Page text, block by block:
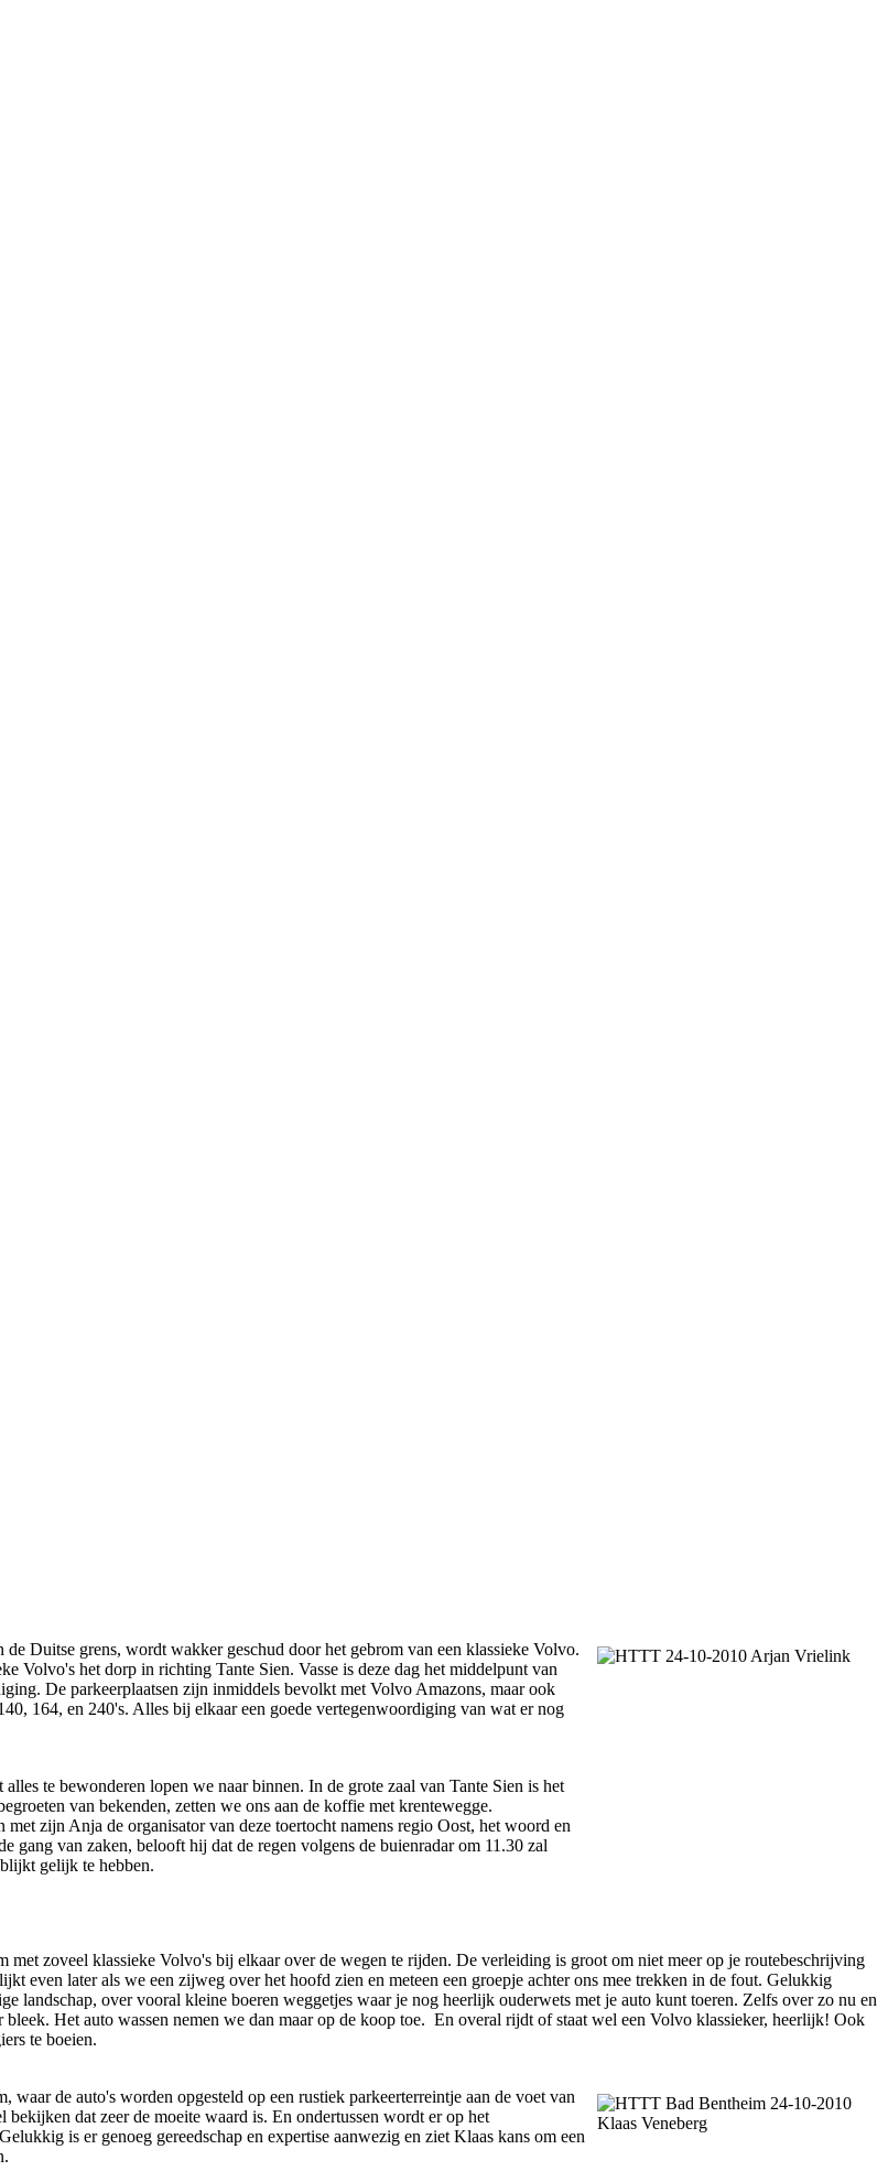
Duitse grens, wordt wakker geschud door het gebrom van een klassieke Volvo.
Volvo's het dorp in richting Tante Sien. Vasse is deze dag het middelpunt van
De parkeerplaatsen zijn inmiddels bevolkt met Volvo Amazons, maar ook
164, en 240's. Alles bij elkaar een goede vertegenwoordiging van wat er nog
te bewonderen lopen we naar binnen. In de grote zaal van Tante Sien is het
van bekenden, zetten we ons aan de koffie met krentewegge.
met zijn Anja de organisator van deze toertocht namens regio Oost, het woord en
gang van zaken, belooft hij dat de regen volgens de buienradar om 11.30 zal
gelijk te hebben.
zoveel klassieke Volvo's bij elkaar over de wegen te rijden. De verleiding is groot om niet meer op je routebeschrijving
even later als we een zijweg over het hoofd zien en meteen een groepje achter ons mee trekken in de fout. Gelukkig
landschap, over vooral kleine boeren weggetjes waar je nog heerlijk ouderwets met je auto kunt toeren. Zelfs over zo nu en
Het auto wassen nemen we dan maar op de koop toe. En overal rijdt of staat wel een Volvo klassieker, heerlijk! Ook
te boeien.
de auto's worden opgesteld op een rustiek parkeerterreintje aan de voet van
bekijken dat zeer de moeite waard is. En ondertussen wordt er op het
is er genoeg gereedschap en expertise aanwezig en ziet Klaas kans om een